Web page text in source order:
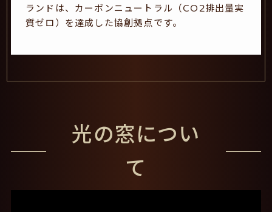
ランドは、カーボンニュートラル（CO2排出量実
質ゼロ）を達成した協創拠点です。
光の窓につい
て